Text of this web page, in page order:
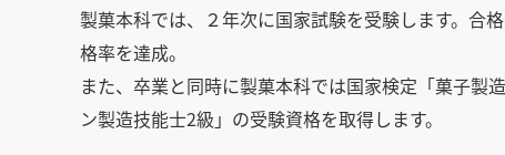
製菓本科では、２年次に国家試験を受験します。合
格率を達成。
また、卒業と同時に製菓本科では国家検定「菓子製
ン製造技能士2級」の受験資格を取得します。